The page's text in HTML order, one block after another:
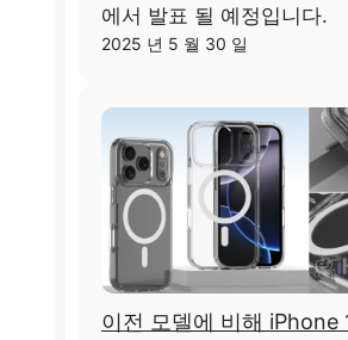
에서 발표 될 예정입니다.
2025 년 5 월 30 일
이전 모델에 비해 iPhone